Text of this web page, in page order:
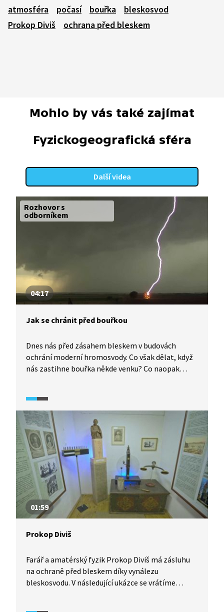
atmosféra
počasí bouřka
bleskosvod
Prokop Diviš
ochrana před bleskem
Mohlo by vás také zajímat
Fyzickogeografická sféra
Další videa
Rozhovor s
odborníkem
04:17
Jak se chránit před bouřkou
Dnes nás před zásahem bleskem v budovách
ochrání moderní hromosvody. Co však dělat, když
nás zastihne bouřka někde venku? Co naopak
tělem? To se dozvíme v následujícím videu.
Dotkneme se i fenoménu známého jako kulový
blesk.
01:59
Prokop Diviš
Farář a amatérský fyzik Prokop Diviš má zásluhu
na ochraně před bleskem díky vynálezu
bleskosvodu. V následující ukázce se vrátíme